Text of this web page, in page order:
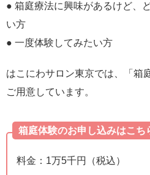
● 箱庭療法に興味があるけど、
い方
● 一度体験してみたい方
はこにわサロン東京では、「箱
ご用意しています。
箱庭体験のお申し込みはこち
料金：1万5千円（税込）